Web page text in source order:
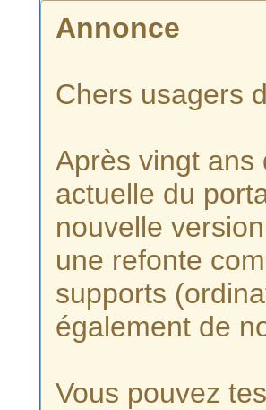
Annonce
Chers usagers
Après vingt ans
actuelle du
nouvelle
une refonte
supports
également de
Vous pouvez